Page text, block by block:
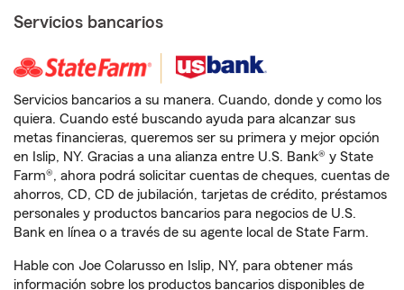
Servicios bancarios
Servicios bancarios a su manera. Cuando, donde y como los
quiera. Cuando esté buscando ayuda para alcanzar sus
metas financieras, queremos ser su primera y mejor opción
en Islip, NY. Gracias a una alianza entre U.S. Bank® y State
Farm®, ahora podrá solicitar cuentas de cheques, cuentas de
ahorros, CD, CD de jubilación, tarjetas de crédito, préstamos
personales y productos bancarios para negocios de U.S.
Bank en línea o a través de su agente local de State Farm.
Hable con Joe Colarusso en Islip, NY, para obtener más
información sobre los productos bancarios disponibles de